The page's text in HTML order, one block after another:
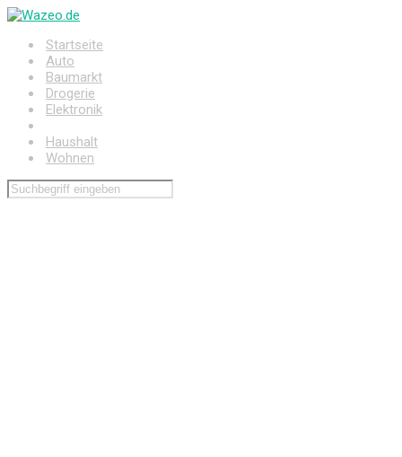
Zum
springenStartseite
Auto
Baumarkt
Drogerie
Elektronik
Haushalt
Wohnen